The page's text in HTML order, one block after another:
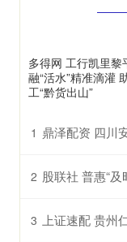
多得网 工行凯里黎
融“活水”精准滴灌
工“黔货出山”
1 鼎泽配资 四川
2 股联社 普惠“及时雨”
3 上证速配 贵州仁怀：打